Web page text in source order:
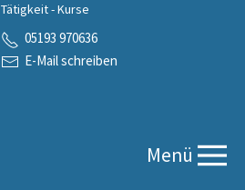
Tätigkeit - Kurse
05193 970636
E-Mail schreiben
Menü